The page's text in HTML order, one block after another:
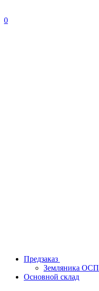
0
Предзаказ
Земляника ОСП
Основной склад